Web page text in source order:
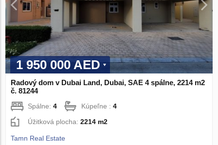
1 950 000 AED
Radový dom v Dubai Land, Dubai, SAE 4 spálne, 2214 m2
č. 81244
Spálne:4 Kúpeľne :4
Úžitková plocha:2214 m2
Tamn Real Estate